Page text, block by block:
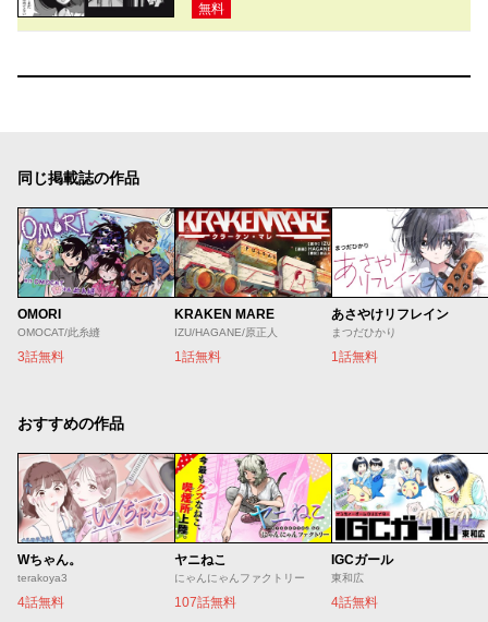
無料
同じ掲載誌の作品
OMORI
OMOCAT/此糸縫
3話無料
KRAKEN MARE
IZU/HAGANE/原正人
1話無料
あさやけリフレイン
まつだひかり
1話無料
おすすめの作品
Wちゃん。
terakoya3
4話無料
ヤニねこ
にゃんにゃんファクトリー
107話無料
IGCガール
東和広
4話無料